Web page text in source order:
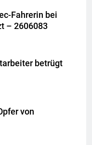
Fahrerin bei
– 2606083
betrügt
von